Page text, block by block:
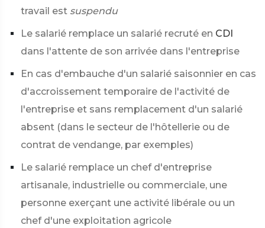
travail est suspendu
Le salarié remplace un salarié recruté en CDI
dans l'attente de son arrivée dans l'entreprise
En cas d'embauche d'un salarié saisonnier en cas
d'accroissement temporaire de l'activité de
l'entreprise et sans remplacement d'un salarié
absent (dans le secteur de l'hôtellerie ou de
contrat de vendange, par exemples)
Le salarié remplace un chef d'entreprise
artisanale, industrielle ou commerciale, une
personne exerçant une activité libérale ou un
chef d'une exploitation agricole